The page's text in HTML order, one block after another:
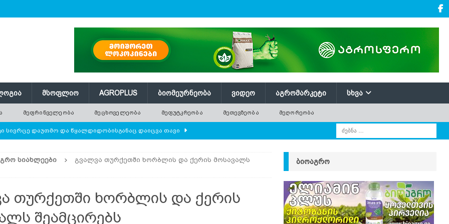
ᲛᲡᲝᲤᲚᲘᲝ AGROPLUS ᲑᲘᲝᲛᲔᲣᲠᲜᲔᲝᲑᲐ ᲕᲘᲓᲔᲝ ᲐᲒᲠᲝᲛᲐᲠᲙᲔᲢᲘ ᲡᲮᲕᲐ
ᲛᲔᲤᲠᲘᲜᲕᲔᲚᲔᲝᲑᲐ ᲛᲔᲪᲮᲝᲕᲔᲚᲔᲝᲑᲐ ᲛᲔᲤᲣᲢᲙᲠᲔᲝᲑᲐ ᲛᲔᲗᲔᲕᲖᲔᲝᲑᲐ ᲛᲔᲦᲝᲠᲔᲝᲑᲐ
სივრცე დაუთმო და წყალდიდობისგანაც დაიცვა თავი
ცხოვრება — რატომ რგავენ ადამიანები ხეებს მნიშვნელოვანი
ᲡᲘᲐᲮᲚᲔᲔᲑᲘ
გვალვა თურქეთში ხორბლის და ქერის მოსავალს
თურქეთში ხორბლის და ქერის
შეამცირებს
ᲑᲘᲝᲐᲒᲠᲝ